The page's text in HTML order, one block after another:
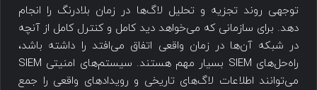
توجهی روند تجزیه و تحلیل لاگ‌ها در زمان بلادرنگ را انجام
دهد. برای سازمانی که می‌خواهد دید کامل و کنترل کامل از آنچه
در شبکه آن‌ها در زمان واقعی اتفاق می‌افتد را داشته باشد،
راه‌حل‌های SIEM بسیار مهم هستند. سیستم‌های امنیتی SIEM
می‌توانند اطلاعات لاگ‌های تاریخی و رویدادهای واقعی را جمع